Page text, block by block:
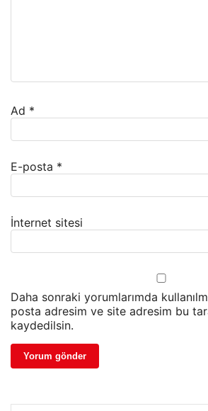
Ad *
E-posta *
İnternet sitesi
Daha sonraki yorumlarımda
posta adresim ve site adresim bu
kaydedilsin.